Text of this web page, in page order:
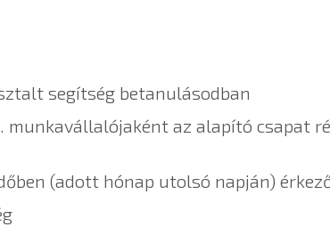
segítség betanulásodban
az alapító csapat
(adott hónap utolsó napján)